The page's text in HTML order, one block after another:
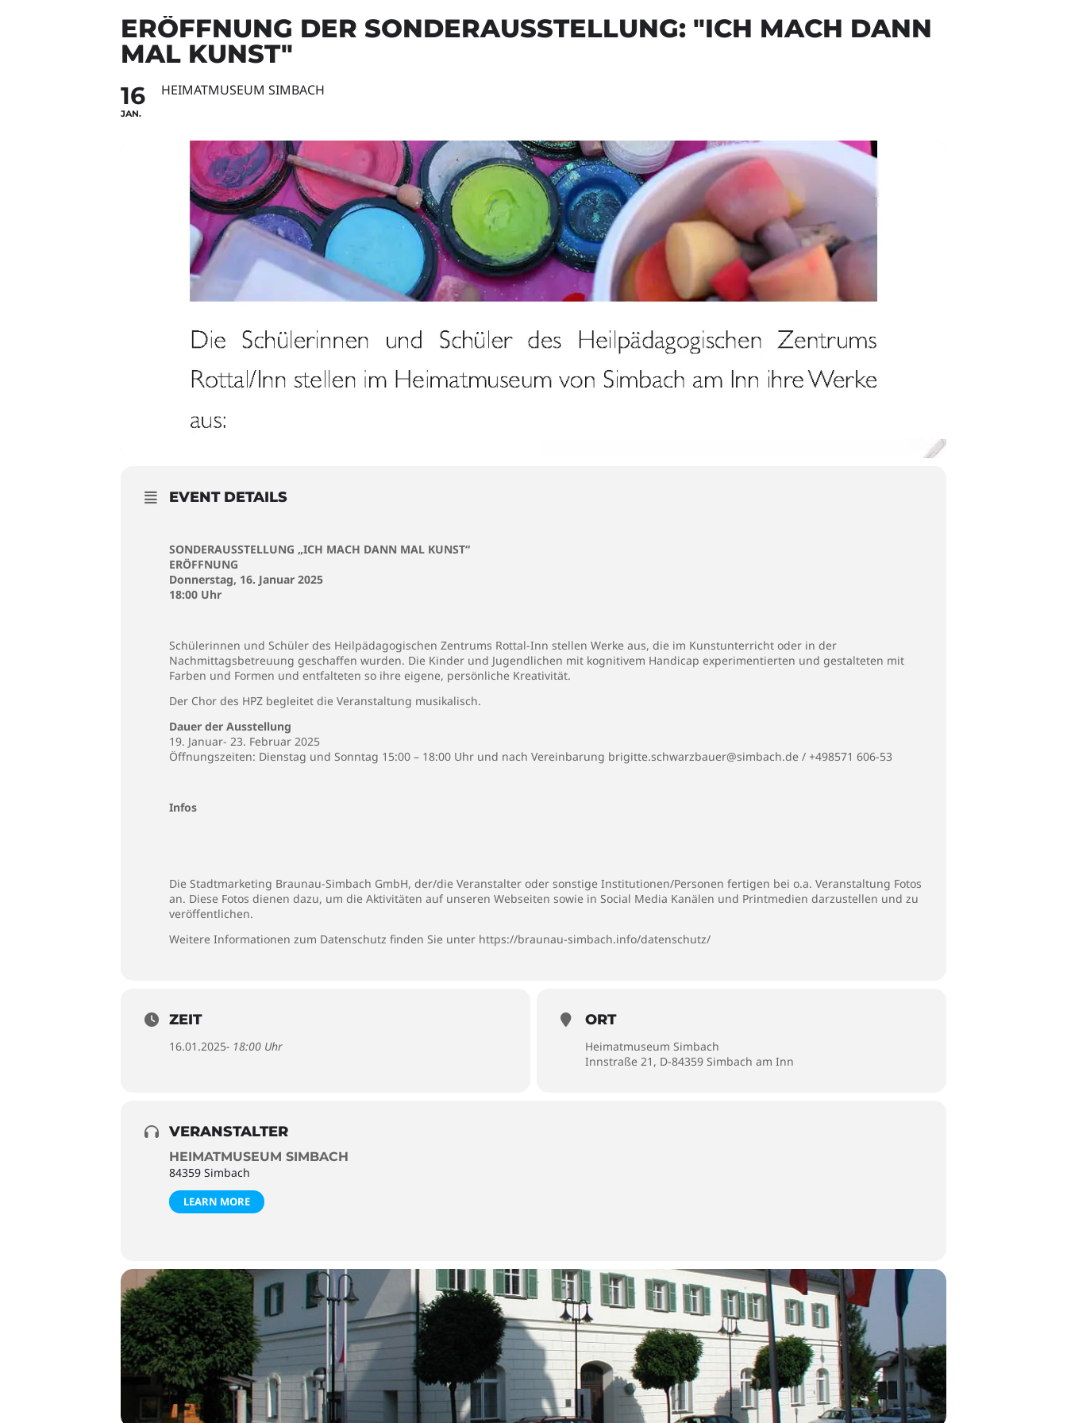
ERÖFFNUNG DER SONDERAUSSTELLUNG: "ICH MACH DANN
MAL KUNST"
16
JAN.
HEIMATMUSEUM SIMBACH
EVENT DETAILS
SONDERAUSSTELLUNG „ICH MACH DANN MAL KUNST“
ERÖFFNUNG
Donnerstag, 16. Januar 2025
18:00 Uhr
Schülerinnen und Schüler des Heilpädagogischen Zentrums Rottal-Inn stellen Werke aus, die im Kunstunterricht oder in der
Nachmittagsbetreuung geschaffen wurden. Die Kinder und Jugendlichen mit kognitivem Handicap experimentierten und gestalteten mit
Farben und Formen und entfalteten so ihre eigene, persönliche Kreativität.
Der Chor des HPZ begleitet die Veranstaltung musikalisch.
Dauer der Ausstellung
19. Januar- 23. Februar 2025
Öffnungszeiten: Dienstag und Sonntag 15:00 – 18:00 Uhr und nach Vereinbarung brigitte.schwarzbauer@simbach.de / +498571 606-53
Infos
Die Stadtmarketing Braunau-Simbach GmbH, der/die Veranstalter oder sonstige Institutionen/Personen fertigen bei o.a. Veranstaltung Fotos
an. Diese Fotos dienen dazu, um die Aktivitäten auf unseren Webseiten sowie in Social Media Kanälen und Printmedien darzustellen und zu
veröffentlichen.
Weitere Informationen zum Datenschutz finden Sie unter https://braunau-simbach.info/datenschutz/
ZEIT
16.01.2025- 18:00 Uhr
ORT
Heimatmuseum Simbach
Innstraße 21, D-84359 Simbach am Inn
VERANSTALTER
HEIMATMUSEUM SIMBACH
84359 Simbach
LEARN MORE